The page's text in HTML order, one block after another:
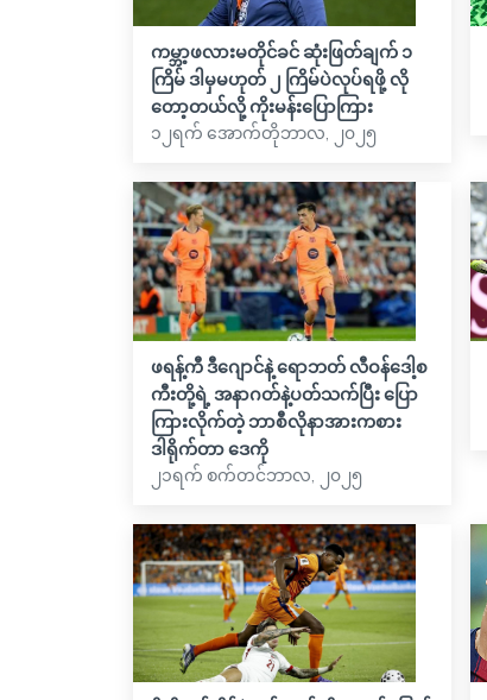
ကမ္ဘာ့ဖလားမတိုင်ခင် ဆုံးဖြတ်ချက် ၁
ကြိမ် ဒါမှမဟုတ် ၂ ကြိမ်ပဲလုပ်ရဖို့ လို
တော့တယ်လို့ ကိုးမန်းပြောကြား
၁၂ရက် အောက်တိုဘာလ, ၂၀၂၅
ဖရန့်ကီ ဒီဂျောင်နဲ့ ရောဘတ် လီဝန်ဒေါ့စ
ကီးတို့ရဲ့ အနာဂတ်နဲ့ပတ်သက်ပြီး ပြော
ကြားလိုက်တဲ့ ဘာစီလိုနာအားကစား
ဒါရိုက်တာ ဒေကို
၂၁ရက် စက်တင်ဘာလ, ၂၀၂၅